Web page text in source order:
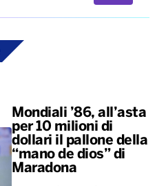
Mondiali ’86, all’asta
per 10 milioni di
dollari il pallone della
“mano de dios” di
Maradona